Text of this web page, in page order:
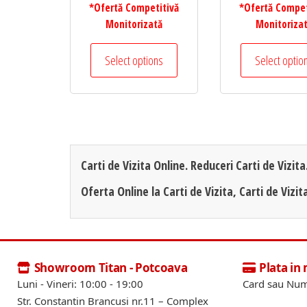
de
prețuri:
40,00 lei
până
*Ofertă Competitivă
Monitorizată
Select options
Acest
variații.
Opțiunile
pot
alese
în
de
40,00
până
*Ofertă
Select
Carti de Vizita Online. Reduceri Carti de
Oferta Online la Carti de Vizita, Carti de
Showroom Titan - Potcoava
Luni - Vineri: 10:00 - 19:00
Str. Constantin Brancusi nr.11 – Complex
Plata in
Card sau